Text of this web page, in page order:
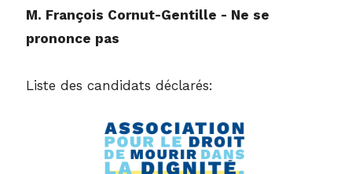
M. François Cornut-Gentille - Ne se
prononce pas
Liste des candidats déclarés: